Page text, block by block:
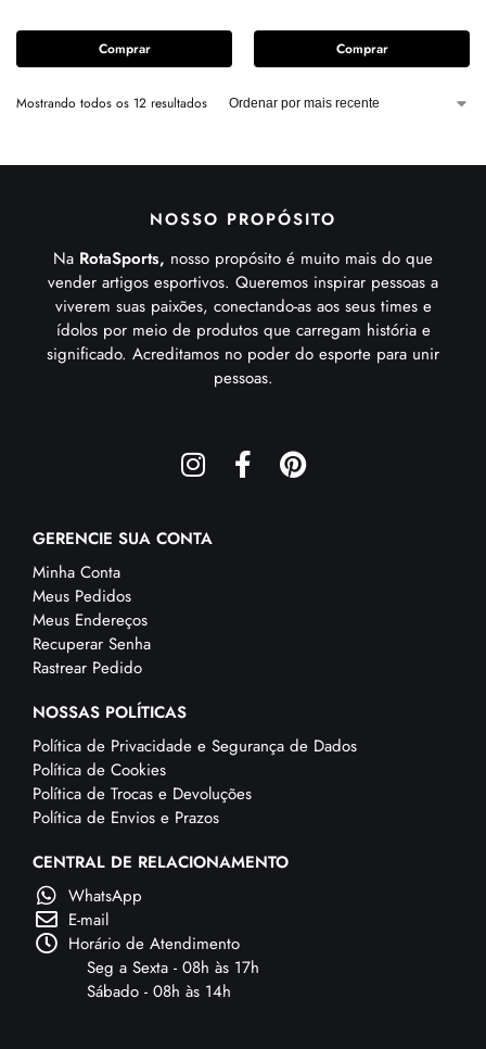
Comprar Comprar
Mostrando todos os 12 resultados
NOSSO PROPÓSITO
Na RotaSports, nosso propósito é muito mais do que
vender artigos esportivos. Queremos inspirar pessoas a
viverem suas paixões, conectando-as aos seus times e
ídolos por meio de produtos que carregam história e
significado. Acreditamos no poder do esporte para unir
pessoas.
GERENCIE SUA CONTA
Minha Conta
Meus Pedidos
Meus Endereços
Recuperar Senha
Rastrear Pedido
NOSSAS POLÍTICAS
Política de Privacidade e Segurança de Dados
Política de Cookies
Política de Trocas e Devoluções
Política de Envios e Prazos
CENTRAL DE RELACIONAMENTO
WhatsApp
E-mail
Horário de Atendimento
Seg a Sexta - 08h às 17h
Sábado - 08h às 14h